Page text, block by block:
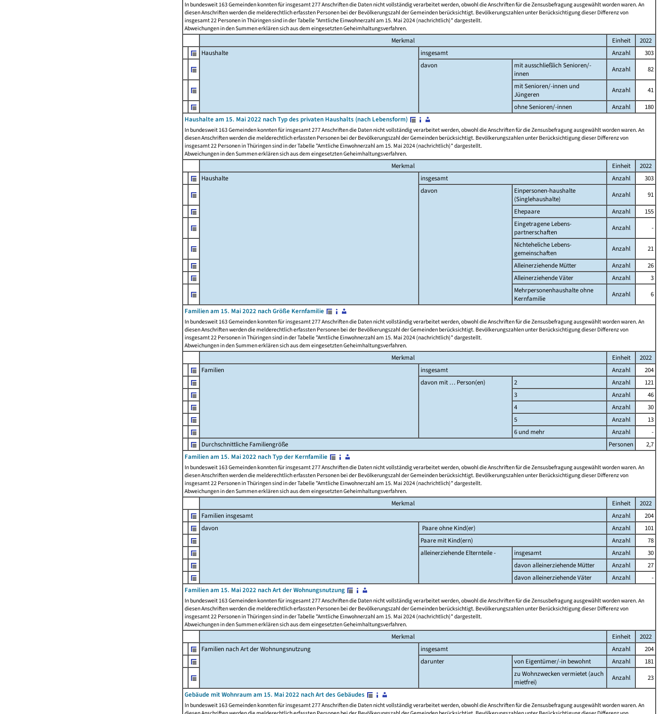
In bundesweit 163 Gemeinden konnten für insgesamt 277 Anschriften die Daten nicht vollständig verarbeitet werden, obwohl die Anschriften für die Zensusbefragung ausgewählt worden waren. An
diesen Anschriften werden die melderechtlich erfassten Personen bei der Bevölkerungszahl der Gemeinden berücksichtigt. Bevölkerungszahlen unter Berücksichtigung dieser Differenz von
insgesamt 22 Personen in Thüringen sind in der Tabelle "Amtliche Einwohnerzahl am 15. Mai 2024 (nachrichtlich)" dargestellt.
Abweichungen in den Summen erklären sich aus dem eingesetzten Geheimhaltungsverfahren.
Merkmal Einheit
2022
Haushalte
insgesamt Anzahl
303
davon
mit ausschließlich Senioren/-
innen
Anzahl
82
mit Senioren/-innen und
Jüngeren
Anzahl
41
ohne Senioren/-innen
Anzahl
180
Haushalte am 15. Mai 2022 nach Typ des privaten Haushalts (nach Lebensform)
In bundesweit 163 Gemeinden konnten für insgesamt 277 Anschriften die Daten nicht vollständig verarbeitet werden, obwohl die Anschriften für die Zensusbefragung ausgewählt worden waren. An
diesen Anschriften werden die melderechtlich erfassten Personen bei der Bevölkerungszahl der Gemeinden berücksichtigt. Bevölkerungszahlen unter Berücksichtigung dieser Differenz von
insgesamt 22 Personen in Thüringen sind in der Tabelle "Amtliche Einwohnerzahl am 15. Mai 2024 (nachrichtlich)" dargestellt.
Abweichungen in den Summen erklären sich aus dem eingesetzten Geheimhaltungsverfahren.
Merkmal Einheit
2022
Haushalte
insgesamt Anzahl
303
davon
Einpersonen-haushalte
(Singlehaushalte)
Anzahl
91
Ehepaare
Anzahl
155
Eingetragene Lebens-
partnerschaften
Anzahl
-
Nichteheliche Lebens-
gemeinschaften
Anzahl
21
Alleinerziehende Mütter
Anzahl
26
Alleinerziehende Väter
Anzahl
3
Mehrpersonenhaushalte ohne
Kernfamilie
Anzahl
6
Familien am 15. Mai 2022 nach Größe Kernfamilie
In bundesweit 163 Gemeinden konnten für insgesamt 277 Anschriften die Daten nicht vollständig verarbeitet werden, obwohl die Anschriften für die Zensusbefragung ausgewählt worden waren. An
diesen Anschriften werden die melderechtlich erfassten Personen bei der Bevölkerungszahl der Gemeinden berücksichtigt. Bevölkerungszahlen unter Berücksichtigung dieser Differenz von
insgesamt 22 Personen in Thüringen sind in der Tabelle "Amtliche Einwohnerzahl am 15. Mai 2024 (nachrichtlich)" dargestellt.
Abweichungen in den Summen erklären sich aus dem eingesetzten Geheimhaltungsverfahren.
Merkmal Einheit
2022
Familien
insgesamt Anzahl
204
davon mit … Person(en)
2 Anzahl
121
3
Anzahl
46
4
Anzahl
30
5
Anzahl
13
6 und mehr
Anzahl
-
Durchschnittliche Familiengröße
Personen
2,7
Familien am 15. Mai 2022 nach Typ der Kernfamilie
In bundesweit 163 Gemeinden konnten für insgesamt 277 Anschriften die Daten nicht vollständig verarbeitet werden, obwohl die Anschriften für die Zensusbefragung ausgewählt worden waren. An
diesen Anschriften werden die melderechtlich erfassten Personen bei der Bevölkerungszahl der Gemeinden berücksichtigt. Bevölkerungszahlen unter Berücksichtigung dieser Differenz von
insgesamt 22 Personen in Thüringen sind in der Tabelle "Amtliche Einwohnerzahl am 15. Mai 2024 (nachrichtlich)" dargestellt.
Abweichungen in den Summen erklären sich aus dem eingesetzten Geheimhaltungsverfahren.
Merkmal Einheit
2022
Familien insgesamt
Anzahl
204
davon
Paare ohne Kind(er) Anzahl
101
Paare mit Kind(ern)
Anzahl
78
alleinerziehende Elternteile -
insgesamt Anzahl
30
davon alleinerziehende Mütter
Anzahl
27
davon alleinerziehende Väter
Anzahl
-
Familien am 15. Mai 2022 nach Art der Wohnungsnutzung
In bundesweit 163 Gemeinden konnten für insgesamt 277 Anschriften die Daten nicht vollständig verarbeitet werden, obwohl die Anschriften für die Zensusbefragung ausgewählt worden waren. An
diesen Anschriften werden die melderechtlich erfassten Personen bei der Bevölkerungszahl der Gemeinden berücksichtigt. Bevölkerungszahlen unter Berücksichtigung dieser Differenz von
insgesamt 22 Personen in Thüringen sind in der Tabelle "Amtliche Einwohnerzahl am 15. Mai 2024 (nachrichtlich)" dargestellt.
Abweichungen in den Summen erklären sich aus dem eingesetzten Geheimhaltungsverfahren.
Merkmal Einheit
2022
Familien nach Art der Wohnungsnutzung
insgesamt Anzahl
204
darunter
von Eigentümer/-in bewohnt Anzahl
181
zu Wohnzwecken vermietet (auch
mietfrei)
Anzahl
23
Gebäude mit Wohnraum am 15. Mai 2022 nach Art des Gebäudes
In bundesweit 163 Gemeinden konnten für insgesamt 277 Anschriften die Daten nicht vollständig verarbeitet werden, obwohl die Anschriften für die Zensusbefragung ausgewählt worden waren. An